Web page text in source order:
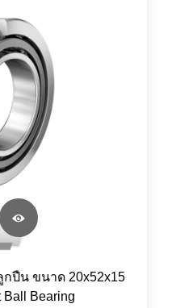
กปืน ขนาด 20x52x15
Ball Bearing